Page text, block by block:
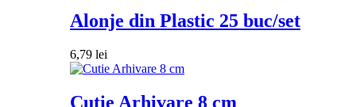
Alonje din Plastic 25 buc/set
6,79 lei
Cutie Arhivare 8 cm